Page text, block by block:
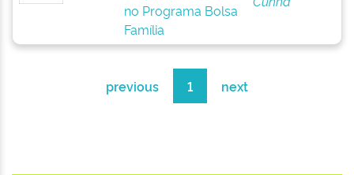
no Programa Bolsa
Família
previous 1 next